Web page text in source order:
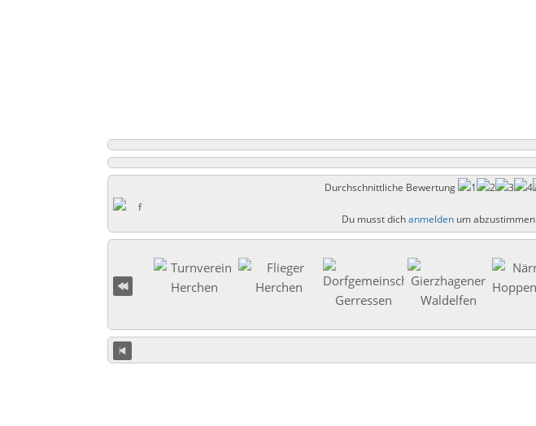
Durchschnittliche Bewertung
Du musst dichanmeldenum abzustimmen